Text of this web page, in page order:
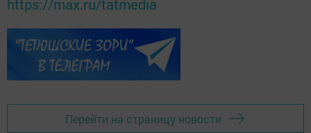
https://max.ru/tatmedia
Перейти на страницу новости